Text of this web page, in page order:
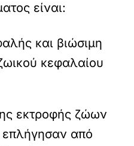
είναι:
και βιώσιμη
κεφαλαίου
εκτροφής ζώων
από